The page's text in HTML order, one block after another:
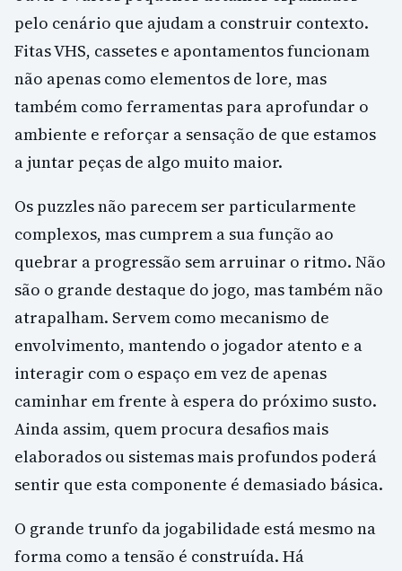
pelo cenário que ajudam a construir contexto.
Fitas VHS, cassetes e apontamentos funcionam
não apenas como elementos de lore, mas
também como ferramentas para aprofundar o
ambiente e reforçar a sensação de que estamos
a juntar peças de algo muito maior.
Os puzzles não parecem ser particularmente
complexos, mas cumprem a sua função ao
quebrar a progressão sem arruinar o ritmo. Não
são o grande destaque do jogo, mas também não
atrapalham. Servem como mecanismo de
envolvimento, mantendo o jogador atento e a
interagir com o espaço em vez de apenas
caminhar em frente à espera do próximo susto.
Ainda assim, quem procura desafios mais
elaborados ou sistemas mais profundos poderá
sentir que esta componente é demasiado básica.
O grande trunfo da jogabilidade está mesmo na
forma como a tensão é construída. Há